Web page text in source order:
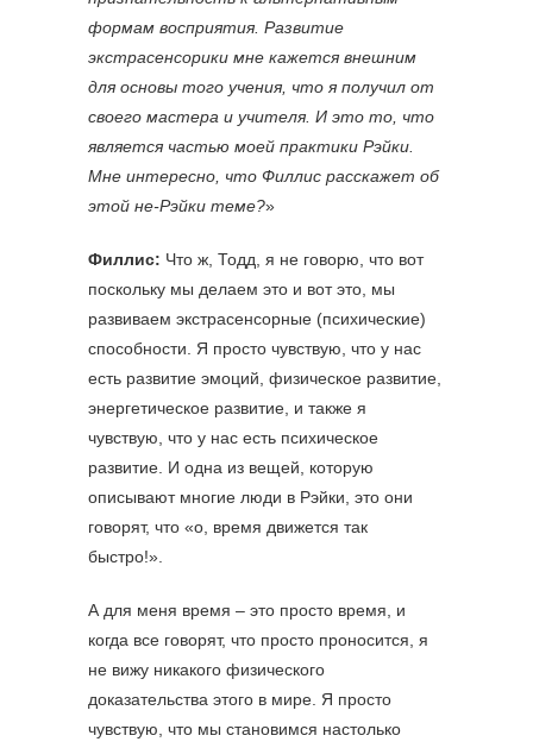
формам восприятия. Развитие
экстрасенсорики мне кажется внешним
для основы того учения, что я получил от
своего мастера и учителя. И это то, что
является частью моей практики Рэйки.
Мне интересно, что Филлис расскажет об
этой не-Рэйки теме?»
Филлис: Что ж, Тодд, я не говорю, что вот
поскольку мы делаем это и вот это, мы
развиваем экстрасенсорные (психические)
способности. Я просто чувствую, что у нас
есть развитие эмоций, физическое развитие,
энергетическое развитие, и также я
чувствую, что у нас есть психическое
развитие. И одна из вещей, которую
описывают многие люди в Рэйки, это они
говорят, что «о, время движется так
быстро!».
А для меня время – это просто время, и
когда все говорят, что просто проносится, я
не вижу никакого физического
доказательства этого в мире. Я просто
чувствую, что мы становимся настолько